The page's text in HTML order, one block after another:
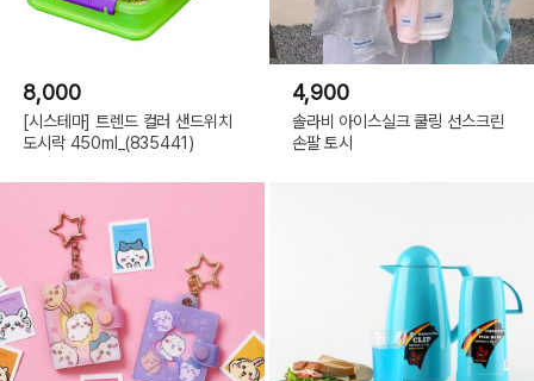
8,000
[시스테마] 트렌드 컬러 샌드위치
도시락 450ml_(835441)
4,900
솔라비 아이스실크 쿨링 선스크린
손팔 토시